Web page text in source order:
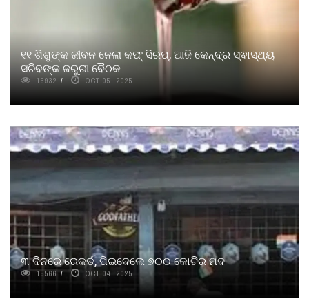
୧୧ ଶିଶୁଙ୍କ ଜୀବନ ନେଲା କଫ୍ ସିରପ୍, ଆଜି କେନ୍ଦ୍ର ସ୍ଵାସ୍ଥ୍ୟ
ସଚିବଙ୍କ ଜରୁରୀ ବୈଠକ
15932 OCT 05, 2025
୩ ଦିନରେ ରେକର୍ଡ, ପିଇଦେଲେ ୭୦୦ କୋଟିର ମଦ
15566 OCT 04, 2025